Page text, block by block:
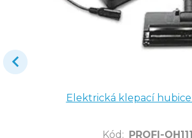
Elektrická klepací hubice
Kód : PROFI-OH111